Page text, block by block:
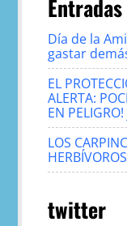
Día de la
gastar
EL
ALERTA:
EN PELIGRO!
LOS
twitter